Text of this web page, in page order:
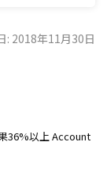
: 2018年11月30日
36%以上 Account